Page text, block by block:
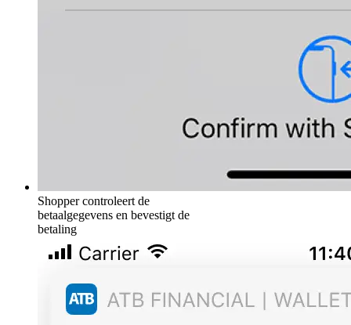
Shopper controleert de
betaalgegevens en bevestigt de
betaling